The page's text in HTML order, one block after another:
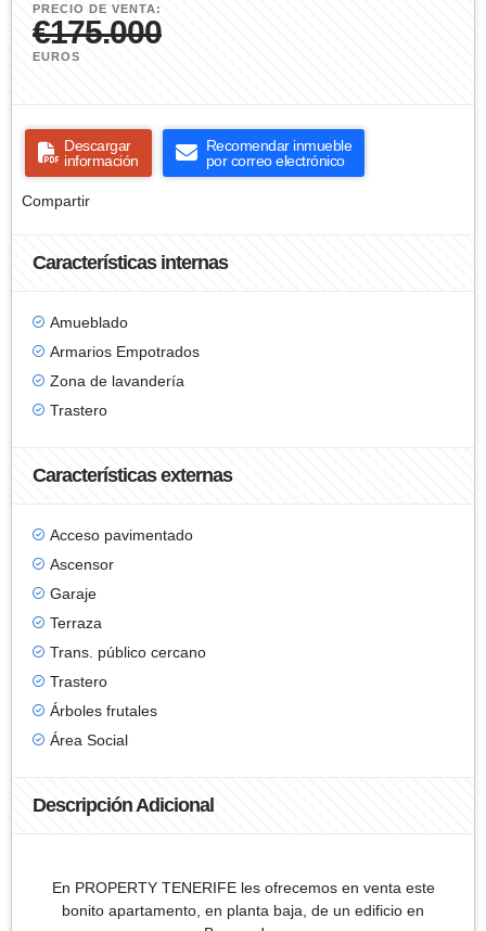
PRECIO DE VENTA:
€175.000
EUROS
Descargar
información
Recomendar inmueble
por correo electrónico
Compartir
Características internas
Amueblado
Armarios Empotrados
Zona de lavandería
Trastero
Características externas
Acceso pavimentado
Ascensor
Garaje
Terraza
Trans. público cercano
Trastero
Árboles frutales
Área Social
Descripción Adicional
En PROPERTY TENERIFE les ofrecemos en venta este
bonito apartamento, en planta baja, de un edificio en